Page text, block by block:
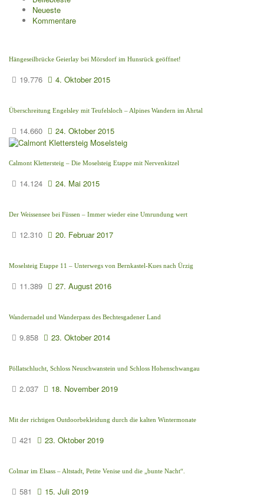
Neueste
Kommentare
Hängeseilbrücke Geierlay bei Mörsdorf im Hunsrück geöffnet!
19.776 4. Oktober 2015
Überschreitung Engelsley mit Teufelsloch – Alpines Wandern im Ahrtal
14.660 24. Oktober 2015
Calmont Klettersteig – Die Moselsteig Etappe mit Nervenkitzel
14.124 24. Mai 2015
Der Weissensee bei Füssen – Immer wieder eine Umrundung wert
12.310 20. Februar 2017
Moselsteig Etappe 11 – Unterwegs von Bernkastel-Kues nach Ürzig
11.389 27. August 2016
Wandernadel und Wanderpass des Bechtesgadener Land
9.858 23. Oktober 2014
Pöllatschlucht, Schloss Neuschwanstein und Schloss Hohenschwangau
2.037 18. November 2019
Mit der richtigen Outdoorbekleidung durch die kalten Wintermonate
421 23. Oktober 2019
Colmar im Elsass – Altstadt, Petite Venise und die „bunte Nacht“.
581 15. Juli 2019